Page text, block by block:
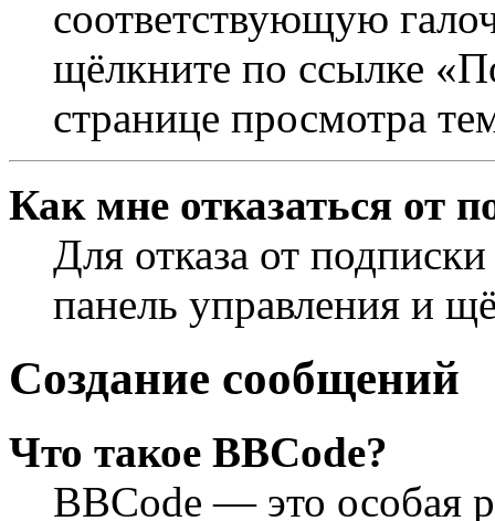
соответствующую
щёлкните по ссылке
странице просмотра
Как мне отказаться от
Для отказа от
панель управления и
Создание сообщений
Что такое BBCode?
BBCode — это особая